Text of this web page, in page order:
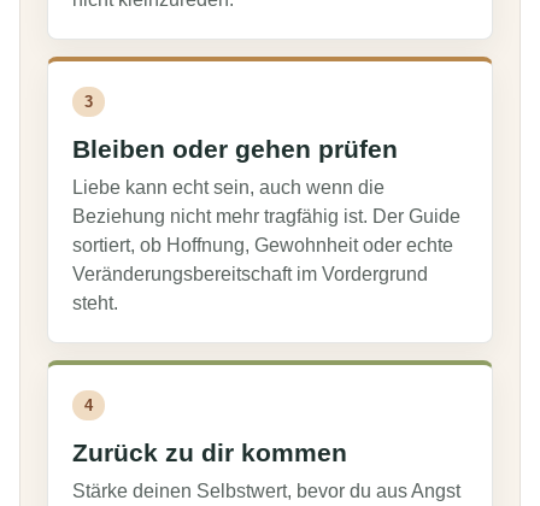
3
Bleiben oder gehen prüfen
Liebe kann echt sein, auch wenn die
Beziehung nicht mehr tragfähig ist. Der Guide
sortiert, ob Hoffnung, Gewohnheit oder echte
Veränderungsbereitschaft im Vordergrund
steht.
4
Zurück zu dir kommen
Stärke deinen Selbstwert, bevor du aus Angst